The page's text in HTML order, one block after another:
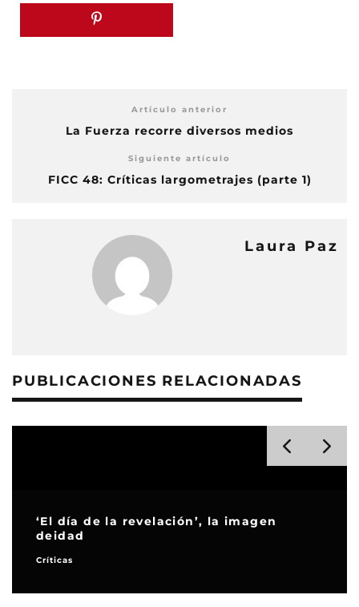
Artículo anterior
La Fuerza recorre diversos medios
Siguiente artículo
FICC 48: Críticas largometrajes (parte 1)
Laura Paz
PUBLICACIONES RELACIONADAS
la imagen
‘La Asistenta’, cuando